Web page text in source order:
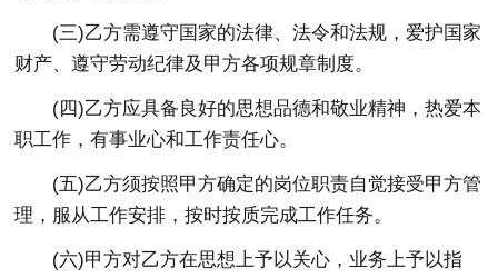
(三)乙方需遵守国家的法律、法令和法规，爱护国家
财产、遵守劳动纪律及甲方各项规章制度。
(四)乙方应具备良好的思想品德和敬业精神，热爱本
职工作，有事业心和工作责任心。
(五)乙方须按照甲方确定的岗位职责自觉接受甲方管
理，服从工作安排，按时按质完成工作任务。
(六)甲方对乙方在思想上予以关心，业务上予以指